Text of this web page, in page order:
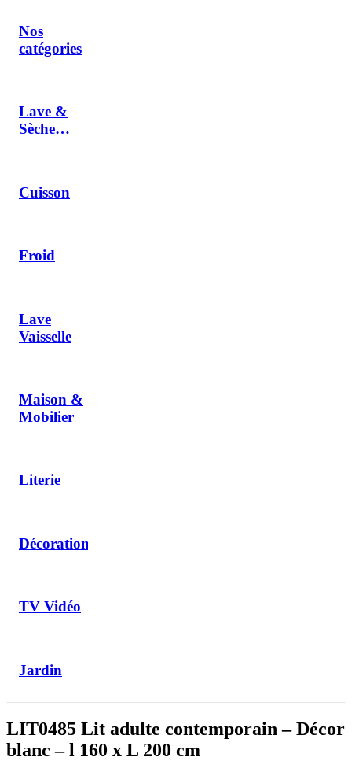
Nos
catégories
Lave &
Sèche
Cuisson
Froid
Lave
Vaisselle
Maison &
Mobilier
Literie
Décoration
TV Vidéo
Jardin
LIT0485 Lit adulte contemporain – Décor
blanc – l 160 x L 200 cm